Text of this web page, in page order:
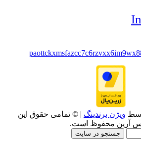
ویژن برندینگ | © تمامی حقوق این
آرین محفوظ است.
جستجو در سایت